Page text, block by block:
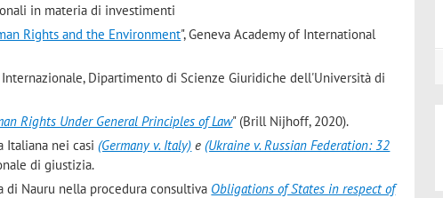
in materia di investimenti
Rights and the Environment", Geneva Academy of International
Dipartimento di Scienze Giuridiche dell'Università di
Rights Under General Principles of Law" (Brill Nijhoff, 2020).
Italiana nei casi(Germany v. Italy) e(Ukraine v. Russian Federation: 32
di giustizia.
Nauru nella procedura consultiva Obligations of States in respect of